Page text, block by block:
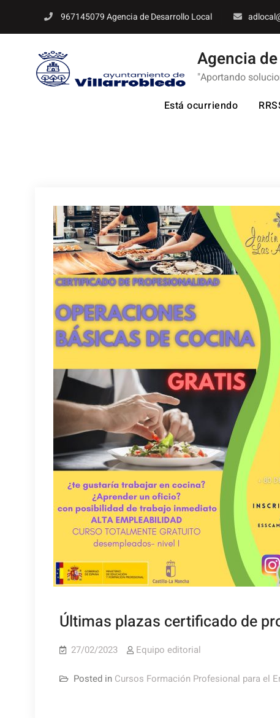
967145079 Agencia de Desarrollo Local
Agencia
"Aportando
Está ocurriendo
Últimas plazas certificado de
27/02/2023 Equipo editorial
Posted in Cursos Formación Profesional para el